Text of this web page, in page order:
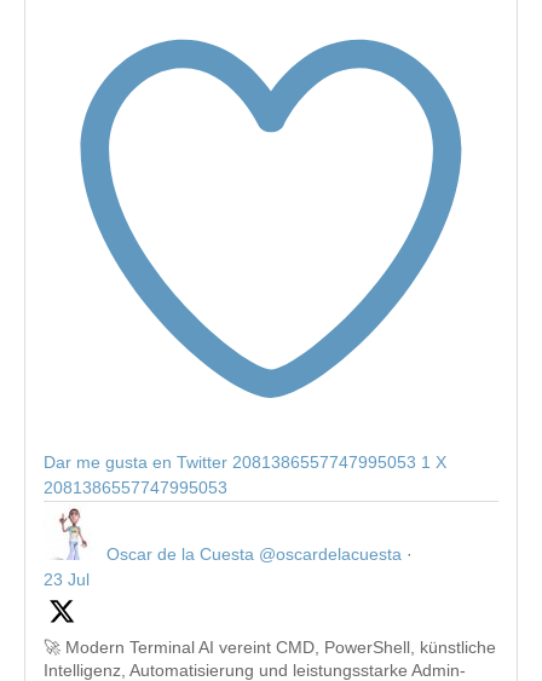
Dar me gusta en Twitter 2081386557747995053 1 X
2081386557747995053
Oscar de la Cuesta @oscardelacuesta ·
23 Jul
🚀 Modern Terminal AI vereint CMD, PowerShell, künstliche
Intelligenz, Automatisierung und leistungsstarke Admin-